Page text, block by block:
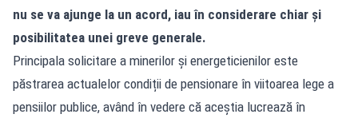
nu se va ajunge la un acord, iau în considerare chiar și
posibilitatea unei greve generale.
Principala solicitare a minerilor și energeticienilor este
păstrarea actualelor condiții de pensionare în viitoarea lege a
pensiilor publice, având în vedere că aceștia lucrează în